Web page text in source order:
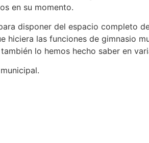
en su momento.
disponer del espacio completo
las funciones de gimnasio
lo hemos hecho saber en